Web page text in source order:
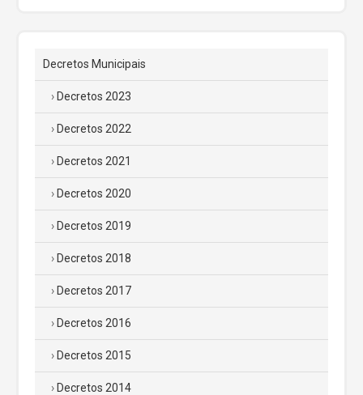
Decretos Municipais
Decretos 2023
Decretos 2022
Decretos 2021
Decretos 2020
Decretos 2019
Decretos 2018
Decretos 2017
Decretos 2016
Decretos 2015
Decretos 2014